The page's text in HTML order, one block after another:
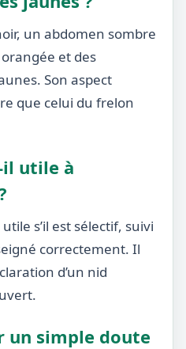
un abdomen sombre
et des
Son aspect
que celui du frelon
il utile à
s’il est sélectif, suivi
correctement. Il
d’un nid
un simple doute